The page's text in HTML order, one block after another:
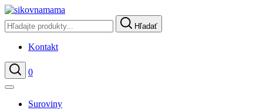
Hľadať
Kontakt
Hľadať
0
Suroviny